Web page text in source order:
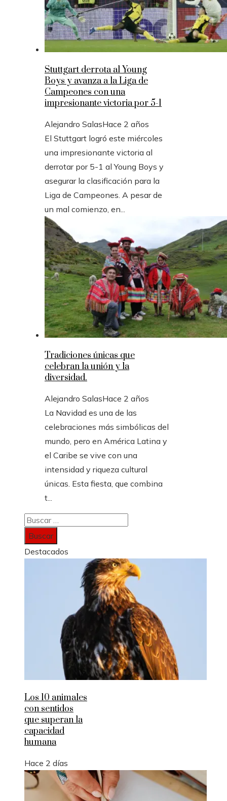
Stuttgart derrota al Young
Boys y avanza a la Liga de
Campeones con una
impresionante victoria por 5-1
Alejandro SalasHace 2 años
El Stuttgart logró este miércoles
una impresionante victoria al
derrotar por 5-1 al Young Boys y
asegurar la clasificación para la
Liga de Campeones. A pesar de
un mal comienzo, en...
Tradiciones únicas que
celebran la unión y la
diversidad.
Alejandro SalasHace 2 años
La Navidad es una de las
celebraciones más simbólicas del
mundo, pero en América Latina y
el Caribe se vive con una
intensidad y riqueza cultural
únicas. Esta fiesta, que combina
t...
Buscar:
Destacados
Los 10 animales
con sentidos
que superan la
capacidad
humana
Hace 2 días